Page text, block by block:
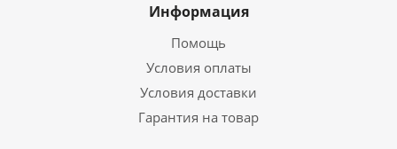
Информация
Помощь
Условия оплаты
Условия доставки
Гарантия на товар